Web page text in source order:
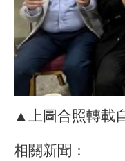
▲上圖合照轉載
相關新聞：